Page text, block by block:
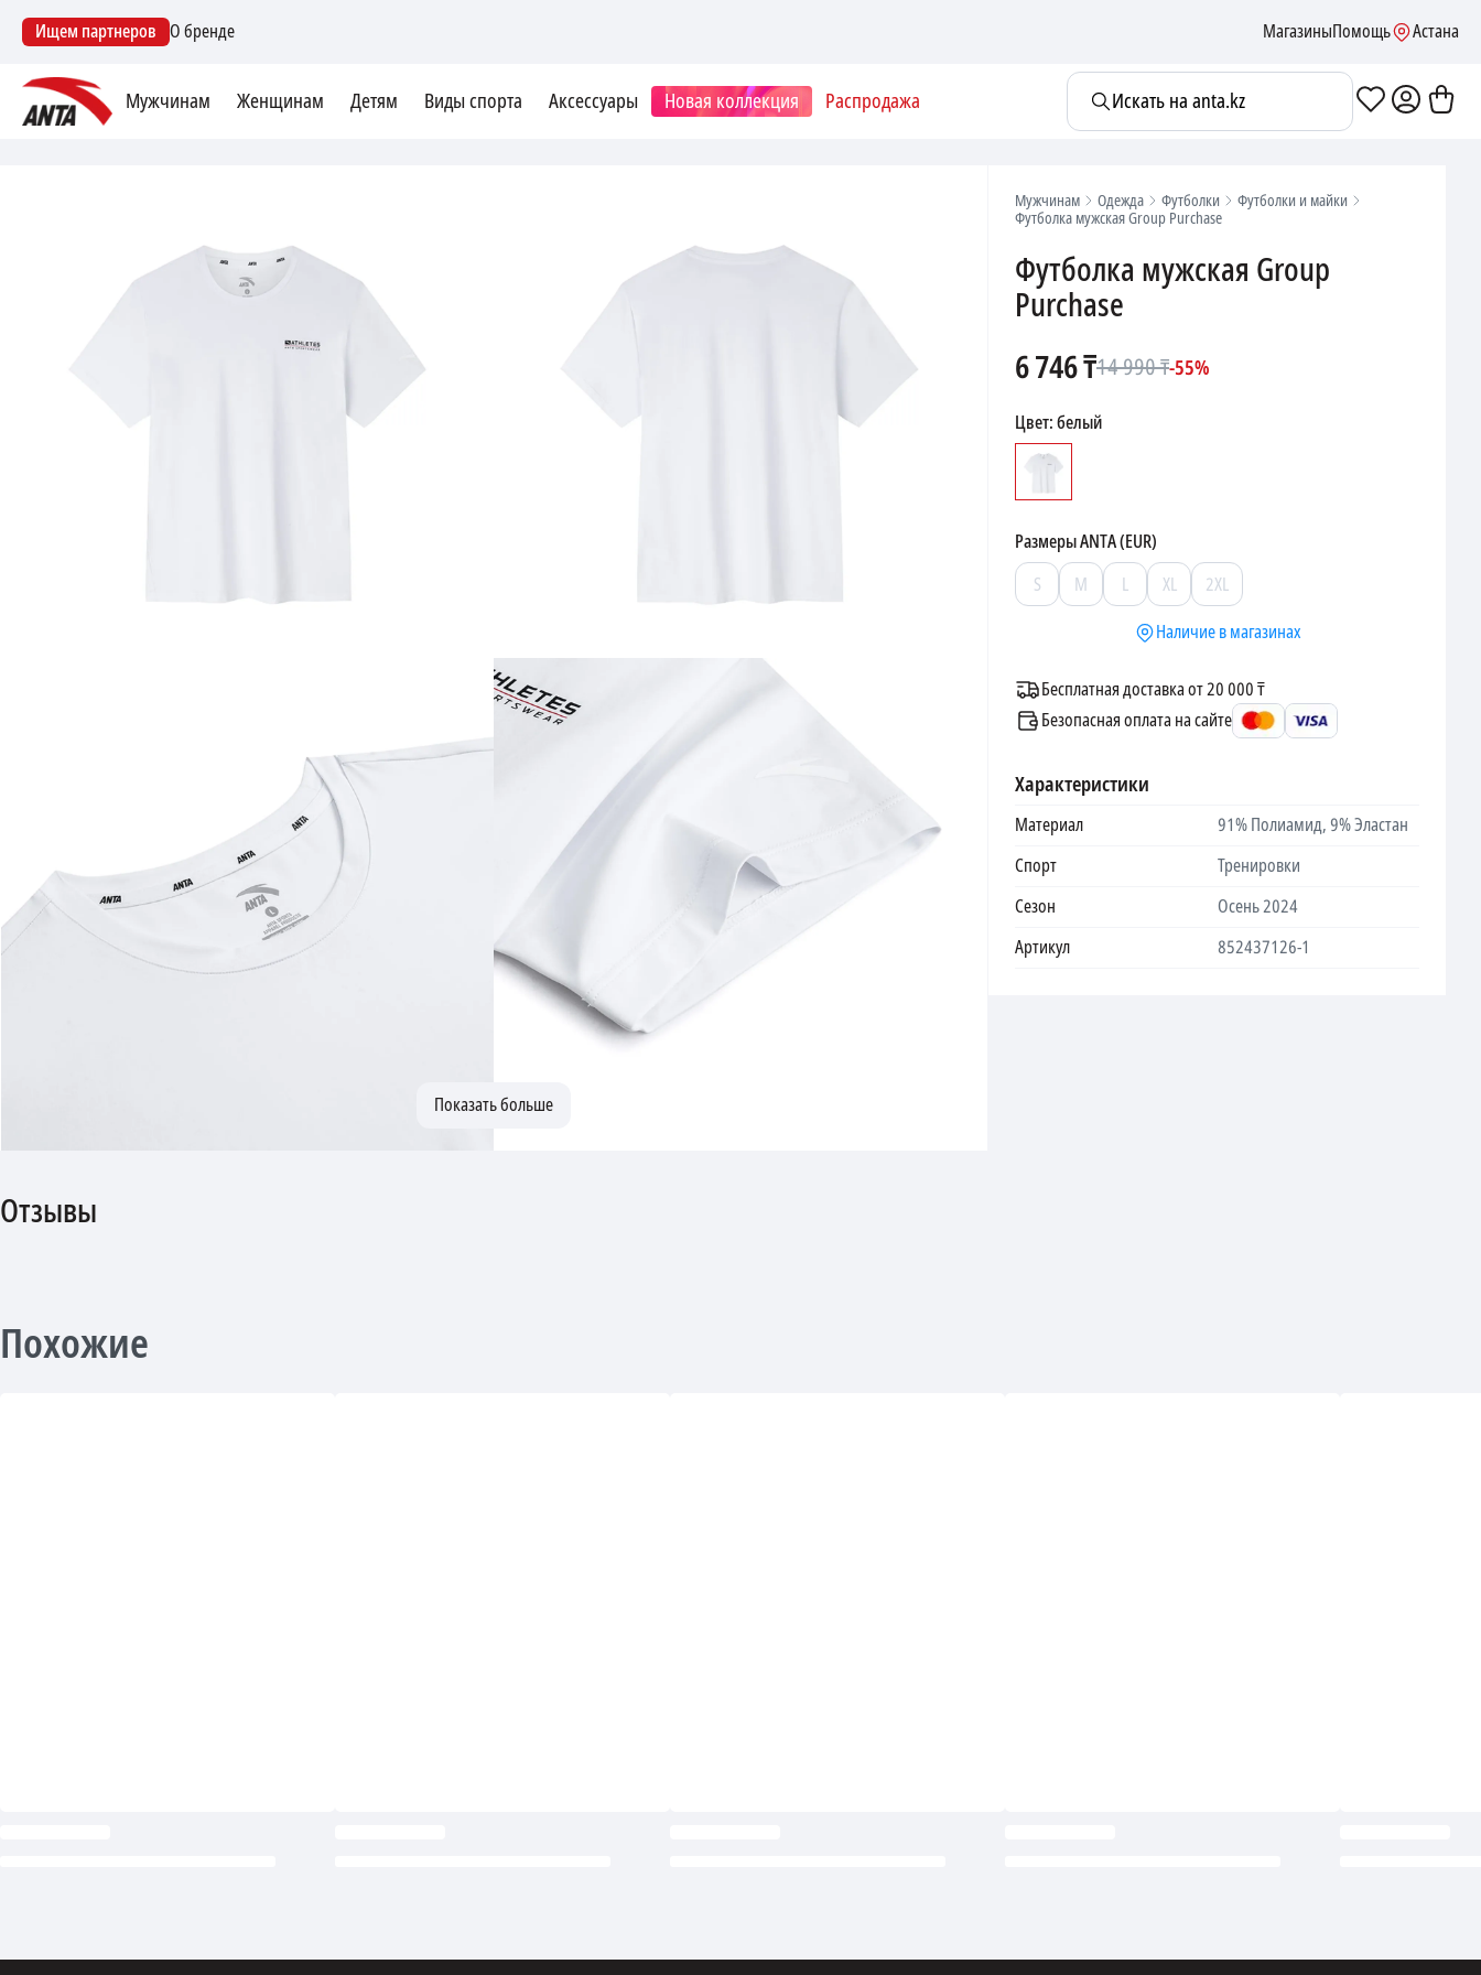
Ищем партнеров О бренде МагазиныПомощь Астана
Мужчинам Женщинам Детям Виды спорта Аксессуары Новая коллекция Распродажа Искать на anta.kz
Мужчинам Одежда Футболки
Футболки и майки
Футболка мужская Group Purchase
Футболка мужская Group
Purchase
6 746₸14 990₸-55%
Цвет:белый
РазмерыANTA (EUR)
S
M L XL
2XL
Наличие в магазинах
Бесплатная доставка от 20 000 ₸
Безопасная оплата на сайте
Характеристики
Материал
91% Полиамид, 9% Эластан
Спорт
Тренировки
Сезон
Осень 2024
Артикул
852437126-1
Отзывы
Похожие